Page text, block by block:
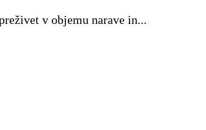
v objemu narave in...